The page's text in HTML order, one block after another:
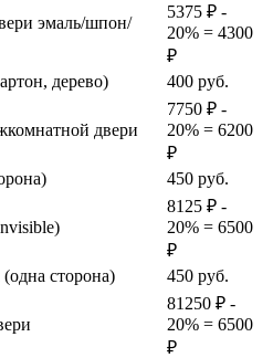
эмаль/шпон/
5375 ₽ -
20% = 4300
₽
дерево)
400 руб.
двери
7750 ₽ -
20% = 6200
₽
450 руб.
8125 ₽ -
20% = 6500
₽
(одна сторона)
450 руб.
81250 ₽ -
20% = 6500
₽